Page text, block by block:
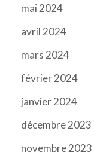
mai 2024
avril 2024
mars 2024
février 2024
janvier 2024
décembre 2023
novembre 2023